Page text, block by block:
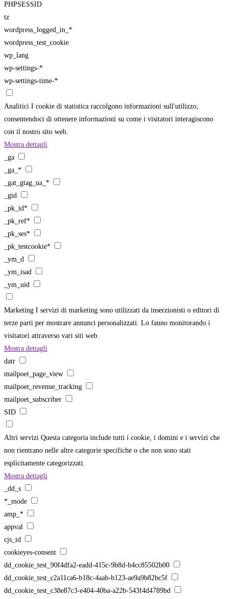
PHPSESSID
tz
wordpress_logged_in_*
wordpress_test_cookie
wp_lang
wp-settings-*
wp-settings-time-*
Analitici I cookie di statistica raccolgono informazioni sull'utilizzo,
consentendoci di ottenere informazioni su come i visitatori interagiscono
con il nostro sito web.
Mostra dettagli
_ga
_ga_*
_gat_gtag_ua_*
_gid
_pk_id*
_pk_ref*
_pk_ses*
_pk_testcookie*
_ym_d
_ym_isad
_ym_uid
Marketing I servizi di marketing sono utilizzati da inserzionisti o editori di
terze parti per mostrare annunci personalizzati. Lo fanno monitorando i
visitatori attraverso vari siti web.
Mostra dettagli
datr
mailpoet_page_view
mailpoet_revenue_tracking
mailpoet_subscriber
SID
Altri servizi Questa categoria include tutti i cookie, i domini e i servizi che
non rientrano nelle altre categorie specifiche o che non sono stati
esplicitamente categorizzati.
Mostra dettagli
_dd_s
*_mode
amp_*
appval
cjs_id
cookieyes-consent
dd_cookie_test_90f4dfa2-eadd-415c-9b8d-b4cc85502b00
dd_cookie_test_c2a11ca6-b18c-4aab-b123-ae9a9b82bc5f
dd_cookie_test_c38e87c3-e404-40ba-a22b-543f4d4789bd